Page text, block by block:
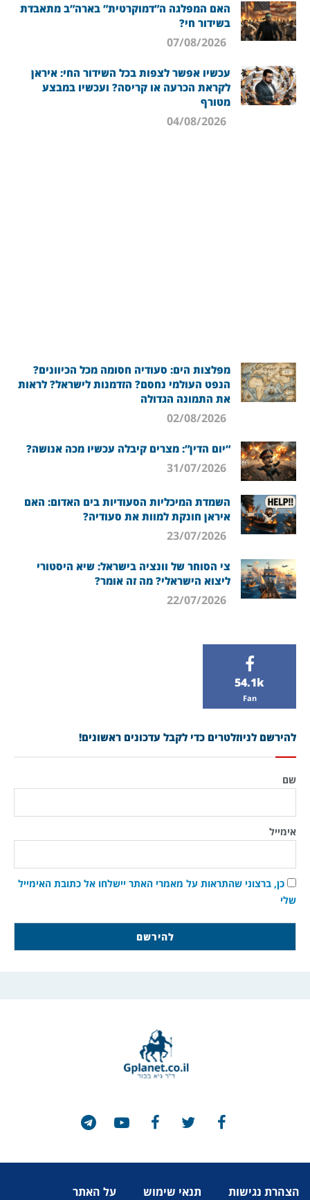
האם המפלגה ה”דמוקרטית” בארה”ב מתאבדת
בשידור חי?
עכשיו אפשר לצפות בכל השידור החי: איראן
לקראת הכרעה או קריסה? ועכשיו במבצע
מטורף
מפלצות הים: סעודיה חסומה מכל הכיוונים?
הנפט העולמי נחסם? הזדמנות לישראל? לראות
את התמונה הגדולה
“יום הדין”: מצרים קיבלה עכשיו מכה אנושה?
השמדת המיכליות הסעודיות בים האדום: האם
איראן חונקת למוות את סעודיה?
צי הסוחר של וונציה בישראל: שיא היסטורי
ליצוא הישראלי? מה זה אומר?
54.1k
Fan
להירשם לניוזלטרים כדי לקבל עדכונים ראשונים!
שם
אימייל
כן, ברצוני שהתראות על מאמרי האתר יישלחו אל כתובת האימייל
שלי
הצהרת נגישות תנאי שימוש על האתר